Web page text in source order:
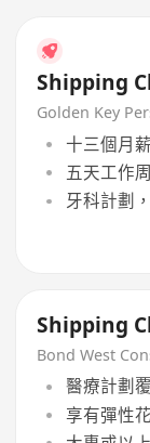
Shipping
Golden Key
十三個月
五天工作
牙科計劃
Shipping
Bond West
醫療計劃
享有彈性